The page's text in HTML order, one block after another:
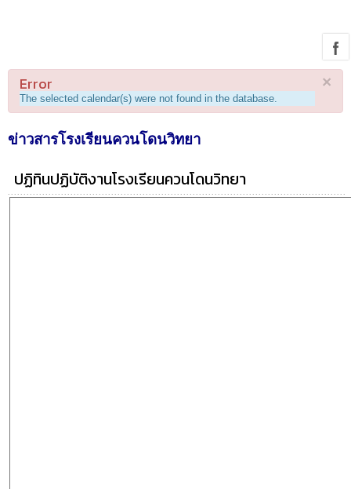
×
Error
The selected calendar(s) were not found in the database.
ข่าวสารโรงเรียนควนโดนวิทยา
ปฏิทินปฏิบัติงานโรงเรียนควนโดนวิทยา